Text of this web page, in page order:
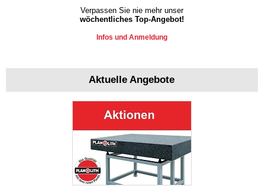
Verpassen Sie nie mehr unser
wöchentliches Top-Angebot!
Infos und Anmeldung
Aktuelle Angebote